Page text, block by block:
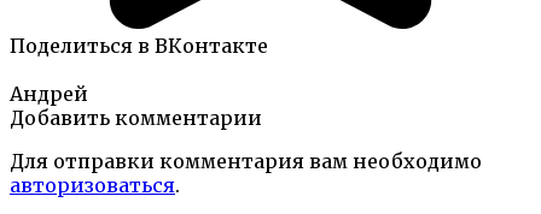
Поделиться в ВКонтакте
Андрей
Добавить комментарии
Для отправки комментария вам необходимо
авторизоваться.